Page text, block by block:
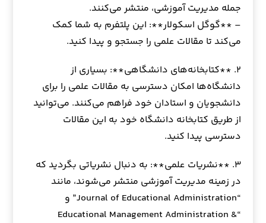
جمله مدیریت آموزشی، منتشر می‌کنند.
– **گوگل اسکولار**: این پلتفرم به شما کمک
می‌کند تا مقالات علمی را جستجو و پیدا کنید.
۲. **کتابخانه‌های دانشگاهی**: بسیاری از
دانشگاه‌ها امکان دسترسی به مقالات علمی را برای
دانشجویان و استادان خود فراهم می‌کنند. می‌توانید
از طریق کتابخانه دانشگاه خود به این مقالات
دسترسی پیدا کنید.
۳. **نشریات علمی**: به دنبال نشریاتی بگردید که
در زمینه مدیریت آموزشی منتشر می‌شوند، مانند
“Journal of Educational Administration” و
“Educational Management Administration &